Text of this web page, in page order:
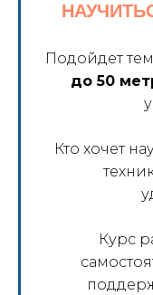
Подойдет
до 50
Кто хочет
Курс